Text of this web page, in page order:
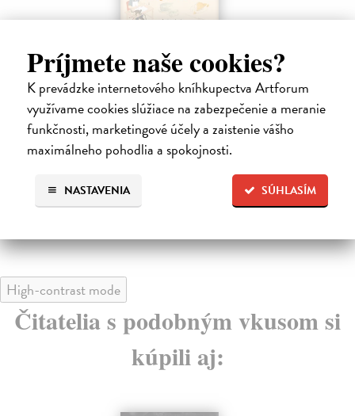
Príjmete naše cookies?
K prevádzke internetového kníhkupectva Artforum
využívame cookies slúžiace na zabezpečenie a meranie
funkčnosti, marketingové účely a zaistenie vášho
maximálneho pohodlia a spokojnosti.
SÚHLASÍM
NASTAVENIA
Hajao Mijazaki: Magické světy
fantazie
Rapold Nicolas
| Kniha
Hloubkový rozbor bohatého vlivu a zdrojů inspirace
jednoho z velikánů animovaných filmů a nejpopulár...
Na sklade ?
31,26 €
32,90 € ?
High-contrast mode
Čitatelia s podobným vkusom si
kúpili aj: